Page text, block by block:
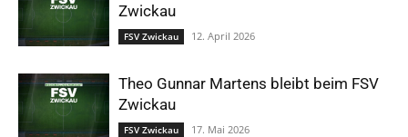
Zwickau
FSV Zwickau 12. April 2026
Theo Gunnar Martens bleibt beim FSV
Zwickau
FSV Zwickau 17. Mai 2026